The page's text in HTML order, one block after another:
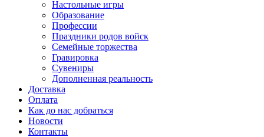
Настольные игры
Образование
Профессии
Праздники родов войск
Семейные торжества
Гравировка
Сувениры
Дополненная реальность
Доставка
Оплата
Как до нас добраться
Новости
Контакты